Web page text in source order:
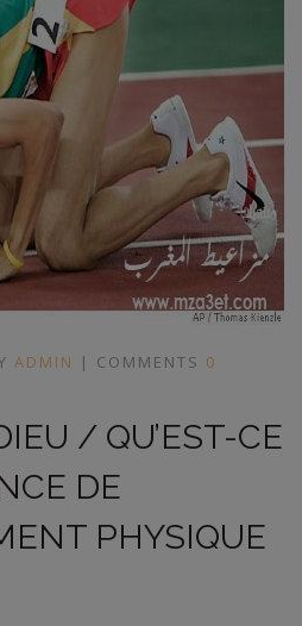
ADMIN | COMMENTS 0
/ QU’EST-CE
DE
PHYSIQUE